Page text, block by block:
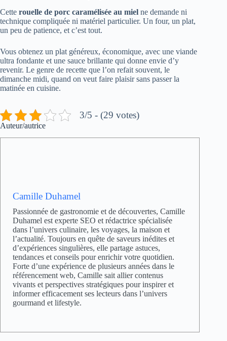
Cette rouelle de porc caramélisée au miel ne demande ni
technique compliquée ni matériel particulier. Un four, un plat,
un peu de patience, et c’est tout.
Vous obtenez un plat généreux, économique, avec une viande
ultra fondante et une sauce brillante qui donne envie d’y
revenir. Le genre de recette que l’on refait souvent, le
dimanche midi, quand on veut faire plaisir sans passer la
matinée en cuisine.
3/5 - (29 votes)
Auteur/autrice
Camille Duhamel
Passionnée de gastronomie et de découvertes, Camille
Duhamel est experte SEO et rédactrice spécialisée
dans l’univers culinaire, les voyages, la maison et
l’actualité. Toujours en quête de saveurs inédites et
d’expériences singulières, elle partage astuces,
tendances et conseils pour enrichir votre quotidien.
Forte d’une expérience de plusieurs années dans le
référencement web, Camille sait allier contenus
vivants et perspectives stratégiques pour inspirer et
informer efficacement ses lecteurs dans l’univers
gourmand et lifestyle.